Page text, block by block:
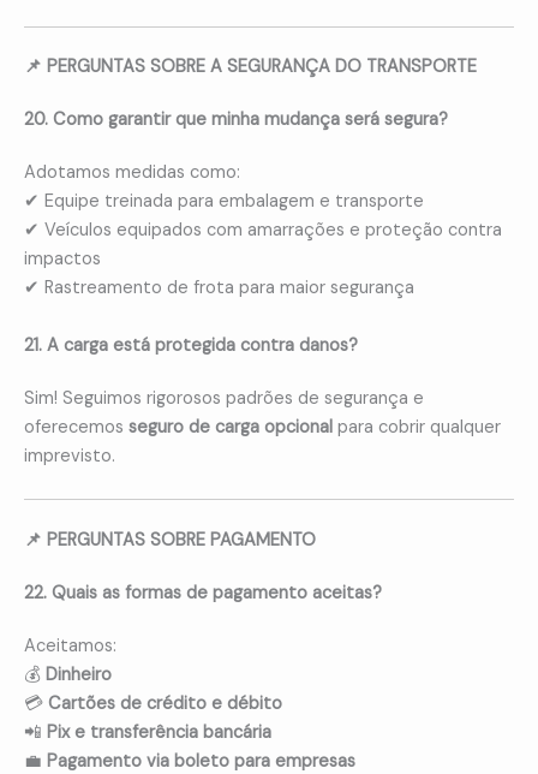
📌 PERGUNTAS SOBRE A SEGURANÇA DO TRANSPORTE
20. Como garantir que minha mudança será segura?
Adotamos medidas como:
✔ Equipe treinada para embalagem e transporte
✔ Veículos equipados com amarrações e proteção contra
impactos
✔ Rastreamento de frota para maior segurança
21. A carga está protegida contra danos?
Sim! Seguimos rigorosos padrões de segurança e
oferecemos seguro de carga opcional para cobrir qualquer
imprevisto.
📌 PERGUNTAS SOBRE PAGAMENTO
22. Quais as formas de pagamento aceitas?
Aceitamos:
💰 Dinheiro
💳 Cartões de crédito e débito
📲 Pix e transferência bancária
💼 Pagamento via boleto para empresas